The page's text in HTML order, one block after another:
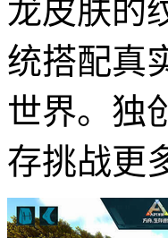
龙皮肤的
统搭配真
世界。独
存挑战更